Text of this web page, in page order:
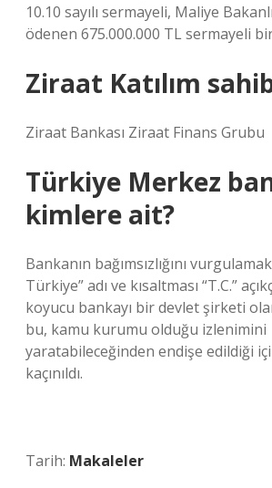
10.10 sayılı sermayeli, Maliye
ödenen 675.000.000 TL sermayeli
Ziraat Katılım
Ziraat Bankası Ziraat Finans Grubu
Türkiye Merkez
kimlere ait?
Bankanın bağımsızlığını
Türkiye” adı ve kısaltması “T.C.”
koyucu bankayı bir devlet şirketi
bu, kamu kurumu olduğu izlenimini
yaratabileceğinden endişe edildiği
kaçınıldı.
Tarih: Makaleler